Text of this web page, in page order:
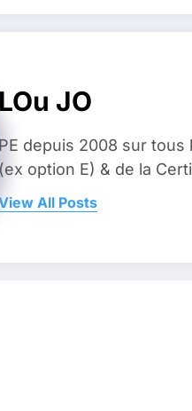
LOu JO
PE depuis 2008 sur tous
(ex option E) & de la
All Posts